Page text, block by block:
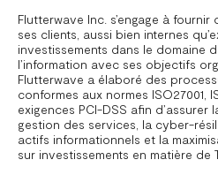
Flutterwave Inc. s’engage à
ses clients, aussi bien internes
investissements dans le domaine
l’information avec ses objectifs
Flutterwave a élaboré des
conformes aux normes ISO27001,
exigences PCI-DSS afin
gestion des services, la cyber-
actifs informationnels et la
sur investissements en matière de